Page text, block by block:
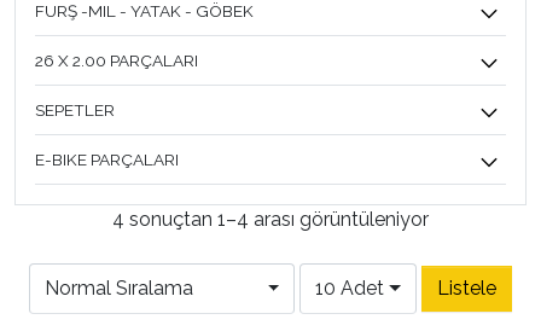
FURŞ -MIL - YATAK - GÖBEK
26 X 2.00 PARÇALARI
SEPETLER
E-BIKE PARÇALARI
4 sonuçtan 1–4 arası görüntüleniyor
Normal Sıralama 10 Adet